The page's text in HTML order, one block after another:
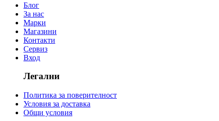
Блог
За нас
Марки
Магазини
Контакти
Сервиз
Вход
Легални
Политика за поверителност
Условия за доставка
Общи условия